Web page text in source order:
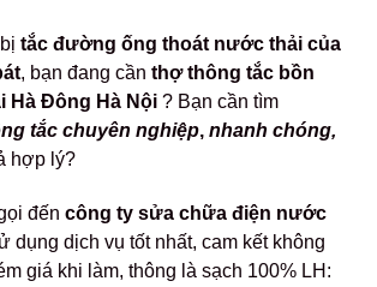
tắc đường ống thoát nước thải của
, bạn đang cần thợ thông tắc bồn
Hà Đông Hà Nội ? Bạn cần tìm
tắc chuyên nghiệp, nhanh chóng,
hợp lý?
đến công ty sửa chữa điện nước
dụng dịch vụ tốt nhất, cam kết không
giá khi làm, thông là sạch 100% LH: